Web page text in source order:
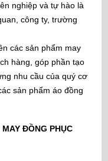
nghiệp và tự hào là
công ty, trường
các sản phẩm may
hàng, góp phần tạo
nhu cầu của quý cơ
sản phẩm áo đồng
ĐỒNG PHỤC